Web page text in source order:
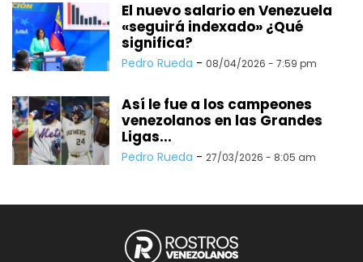
El nuevo salario en Venezuela
«seguirá indexado» ¿Qué
significa?
Pedro Rueda - 08/04/2026 - 7:59 pm
Así le fue a los campeones
venezolanos en las Grandes
Ligas...
Pedro Rueda - 27/03/2026 - 8:05 am